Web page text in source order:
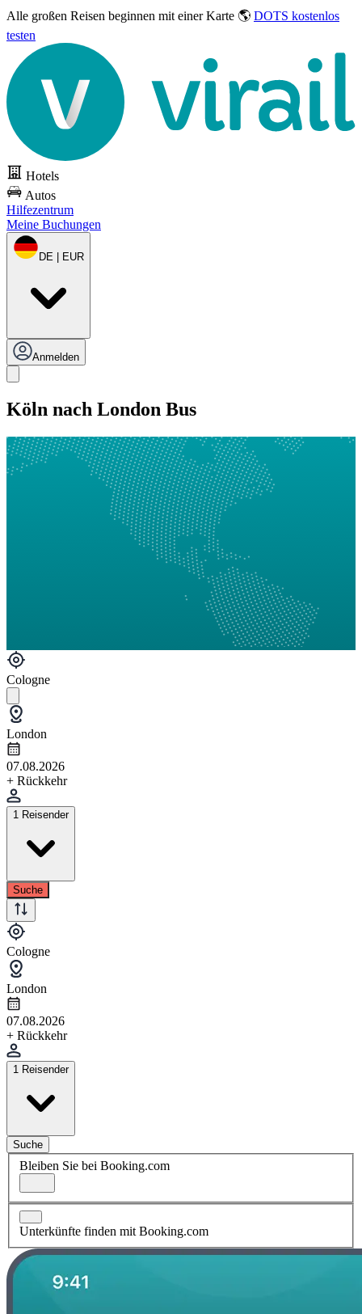
Alle großen Reisen beginnen mit einer Karte 🌎 DOTS kostenlos
testen
Hotels
Autos
Hilfezentrum
Meine Buchungen
DE | EUR
Anmelden
Köln nach London Bus
Cologne
London
07.08.2026
+ Rückkehr
1 Reisender
Suche
Cologne
London
07.08.2026
+ Rückkehr
1 Reisender
Suche
Bleiben Sie bei Booking.com
Unterkünfte finden mit Booking.com